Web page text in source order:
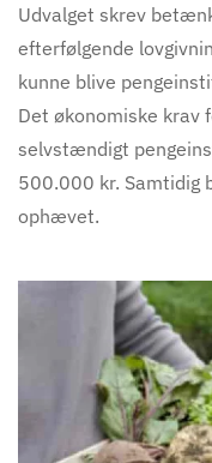
Udvalget skrev
efterfølgende
kunne blive
Det økonomiske krav
selvstændigt
500.000 kr. Samtidig
ophævet.